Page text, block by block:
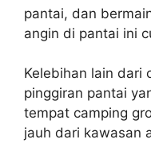
pantai, dan
angin di pantai ini
Kelebihan lain dari
pinggiran pantai
tempat camping
jauh dari kawasan